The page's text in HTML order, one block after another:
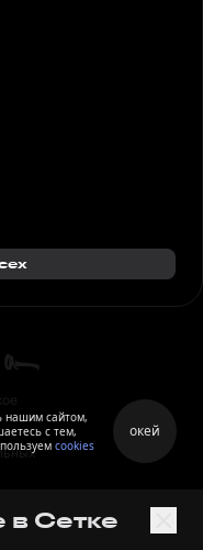
Сетке
нашим сайтом,
с тем,
cookies
окей